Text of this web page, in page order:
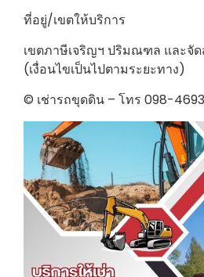
ที่อยู่/เขตให้บริการ
เขตภาษีเจริญฯ ปริมณฑล และจัด
(เงื่อนไขเป็นไปตามระยะทาง)
© เช่ารถขุดดิน – โทร 098-